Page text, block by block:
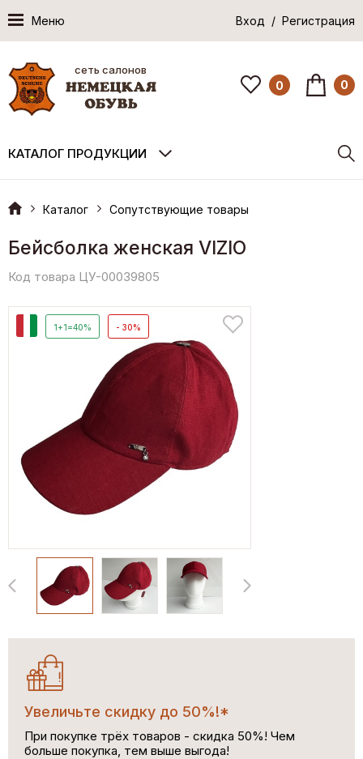
Меню Вход / Регистрация
сеть салонов
0 0
КАТАЛОГ ПРОДУКЦИИ
Каталог Сопутствующие товары
Бейсболка женская VIZIO
Код товара ЦУ-00039805
1+1=40% - 30%
Увеличьте скидку до 50%!*
При покупке трёх товаров - скидка 50%! Чем
больше покупка, тем выше выгода!